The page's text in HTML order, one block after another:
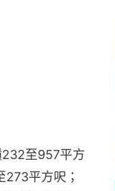
232至957平方
平方呎；